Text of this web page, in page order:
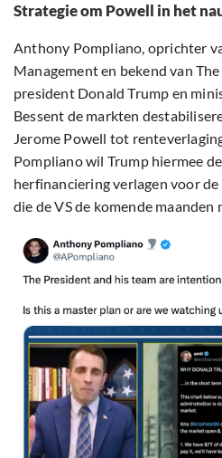
Strategie om Powell in het
Anthony Pompliano, oprichter
Management en bekend van
president Donald Trump en
Bessent de markten
Jerome Powell tot
Pompliano wil Trump hiermee
herfinanciering verlagen voor
die de VS de komende